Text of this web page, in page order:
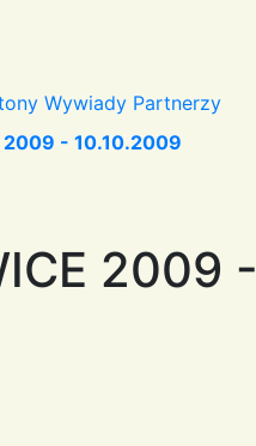
Wywiady Partnerzy
2009 - 10.10.2009
2009 -